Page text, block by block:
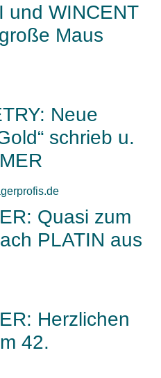
und WINCENT
Maus
Neue
schrieb u.
Quasi zum
PLATIN aus
Herzlichen
42.